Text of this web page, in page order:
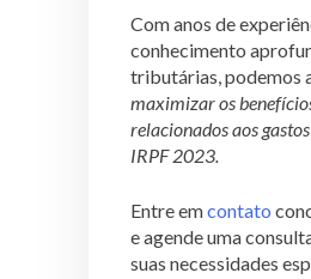
Com anos de
conhecimento
tributárias, podemos
maximizar os
relacionados aos
IRPF 2023.
Entre emcontato
e agende uma
suas necessidades